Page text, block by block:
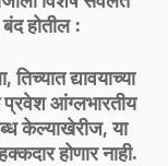
होतील :
द्यावयाच्या
प्रवेश आंग्लभारतीय
केल्याखेरीज, या
होणार नाही.